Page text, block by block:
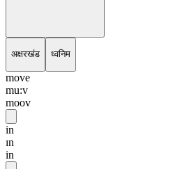
अक्षरखंड ध्वनिम
move
mu:v
moov
in
ɪn
in